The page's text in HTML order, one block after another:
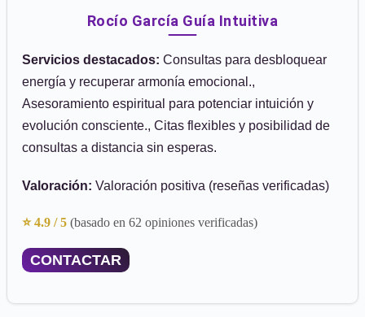
Rocío García Guía Intuitiva
Servicios destacados: Consultas para desbloquear
energía y recuperar armonía emocional.,
Asesoramiento espiritual para potenciar intuición y
evolución consciente., Citas flexibles y posibilidad de
consultas a distancia sin esperas.
Valoración: Valoración positiva (reseñas verificadas)
⭐ 4.9 / 5 (basado en 62 opiniones verificadas)
CONTACTAR